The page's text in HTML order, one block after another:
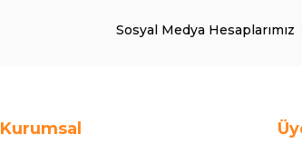
Sosyal Medya Hesaplarımız
Kurumsal